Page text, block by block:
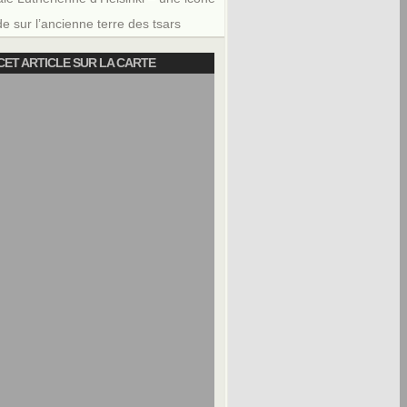
sur l’ancienne terre des tsars
ARTICLE SUR LA CARTE